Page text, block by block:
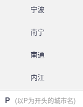
宁波
南宁
南通
内江
P (以P为开头的城市名)